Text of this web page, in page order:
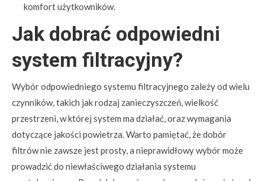
komfort użytkowników.
Jak dobrać odpowiedni
system filtracyjny?
Wybór odpowiedniego systemu filtracyjnego zależy od wielu
czynników, takich jak rodzaj zanieczyszczeń, wielkość
przestrzeni, w której system ma działać, oraz wymagania
dotyczące jakości powietrza. Warto pamiętać, że dobór
filtrów nie zawsze jest prosty, a nieprawidłowy wybór może
prowadzić do niewłaściwego działania systemu